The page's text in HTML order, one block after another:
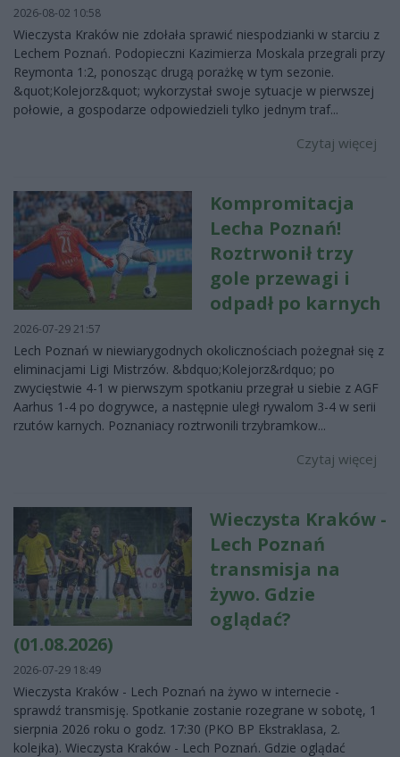
2026-08-02 10:58
Wieczysta Kraków nie zdołała sprawić niespodzianki w starciu z
Lechem Poznań. Podopieczni Kazimierza Moskala przegrali przy
Reymonta 1:2, ponosząc drugą porażkę w tym sezonie.
&quot;Kolejorz&quot; wykorzystał swoje sytuacje w pierwszej
połowie, a gospodarze odpowiedzieli tylko jednym traf...
Czytaj więcej
Kompromitacja
Lecha Poznań!
Roztrwonił trzy
gole przewagi i
odpadł po karnych
2026-07-29 21:57
Lech Poznań w niewiarygodnych okolicznościach pożegnał się z
eliminacjami Ligi Mistrzów. &bdquo;Kolejorz&rdquo; po
zwycięstwie 4-1 w pierwszym spotkaniu przegrał u siebie z AGF
Aarhus 1-4 po dogrywce, a następnie uległ rywalom 3-4 w serii
rzutów karnych. Poznaniacy roztrwonili trzybramkow...
Czytaj więcej
Wieczysta Kraków -
Lech Poznań
transmisja na
żywo. Gdzie
oglądać?
(01.08.2026)
2026-07-29 18:49
Wieczysta Kraków - Lech Poznań na żywo w internecie -
sprawdź transmisję. Spotkanie zostanie rozegrane w sobotę, 1
sierpnia 2026 roku o godz. 17:30 (PKO BP Ekstraklasa, 2.
kolejka). Wieczysta Kraków - Lech Poznań. Gdzie oglądać